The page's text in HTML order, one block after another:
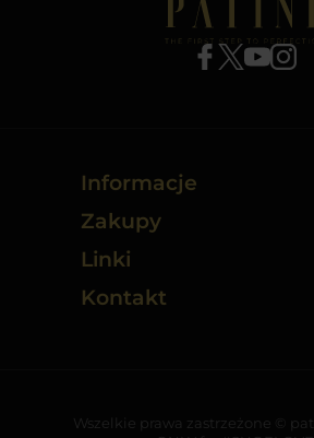
Informacje
Zakupy
Linki
Kontakt
Wszelkie prawa zastrzeżone ©